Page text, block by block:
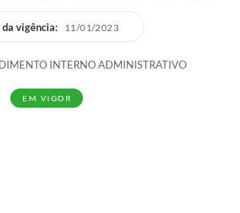
vigência: 11/01/2023
INTERNO ADMINISTRATIVO
EM VIGOR